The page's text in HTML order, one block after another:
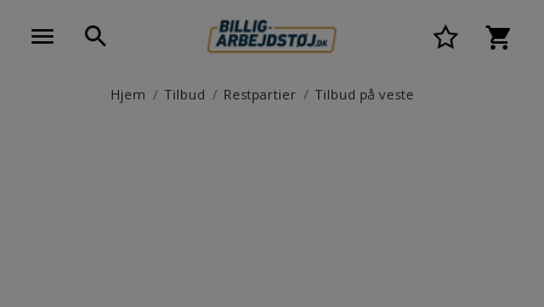
Hjem Tilbud Restpartier Tilbud på veste